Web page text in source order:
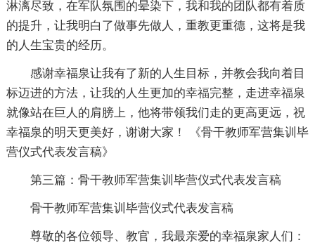
淋漓尽致，在军队氛围的晕染下，我和我的团队都有着质
的提升，让我明白了做事先做人，重教更重德，这将是我
的人生宝贵的经历。
感谢幸福泉让我有了新的人生目标，并教会我向着目
标迈进的方法，让我的人生更加的幸福完整，走进幸福泉
就像站在巨人的肩膀上，他将带领我们走的更高更远，祝
幸福泉的明天更美好，谢谢大家！ 《骨干教师军营集训毕
营仪式代表发言稿》
第三篇：骨干教师军营集训毕营仪式代表发言稿
骨干教师军营集训毕营仪式代表发言稿
尊敬的各位领导、教官，我最亲爱的幸福泉家人们：